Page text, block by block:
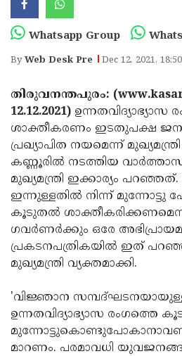
Election
Shivarathri
International
Women's
Day
Anti-
Drug
Campaign
Attukal
Pongala
Holi
IPL
2025
Eid
Fitr
Waqf
Bill
Controversy
Vishu
2025
Good
Friday
Observance
2025
Easter
Sunday
2025
By-
Election
Updates
Bihar
Kerala
Whatsapp Group
ByWeb Desk Pre Dec 12, 2021,
തിരുവനന്തപുരം:
12.12.2021) ഉന്നതവിദ്യാഭ്യാസ
ശാക്തീകരണം ഇടതുപക്ഷ
പ്രഖ്യാപിത നയമെന്ന്
കണ്ണൂരില്‍ നടത്തിയ
മുഖ്യമന്ത്രി ഇക്കാര്യം
ഇന്നുള്ളതില്‍ നിന്ന് മുന്നോട്ടു
കൂടുതല്‍
ഗവര്‍ണര്‍ക്കും ഒരേ
പ്രകടനപത്രികയില്‍ ഇത്
മുഖ്യമന്ത്രി വ്യക്തമാക്കി.
'വിജ്ഞാന
ഉന്നതവിദ്യാഭ്യാസ രംഗത്തെ
മാറണം. പരമാവധി